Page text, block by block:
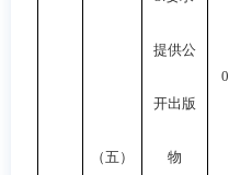
（五）
提供公
开出版
物
0